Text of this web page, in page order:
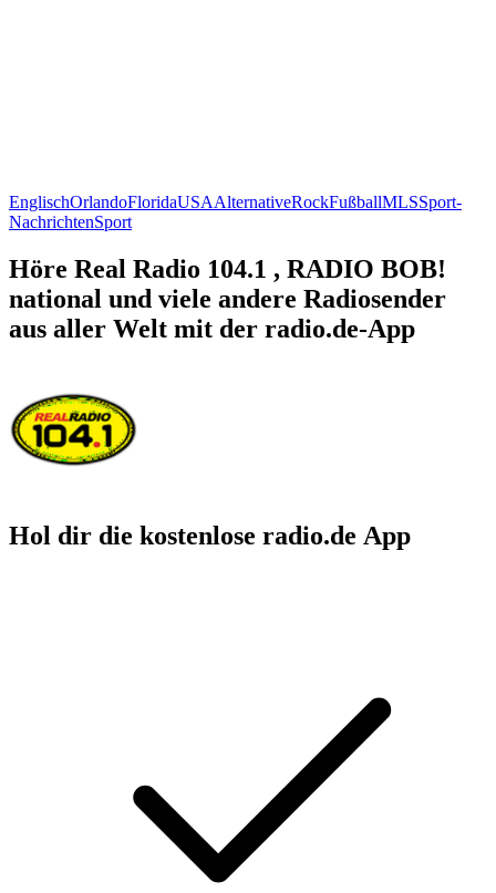
EnglischOrlandoFloridaUSAAlternativeRockFußballMLSSport-
NachrichtenSport
Höre Real Radio 104.1 , RADIO BOB!
national und viele andere Radiosender
aus aller Welt mit der radio.de-App
Hol dir die kostenlose radio.de App